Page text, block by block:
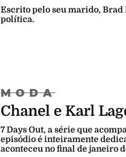
Escrito pelo seu marido, Brad
política.
MODA
Chanel e Karl
7 Days Out, a série que
episódio é inteiramente
aconteceu no final de janeiro